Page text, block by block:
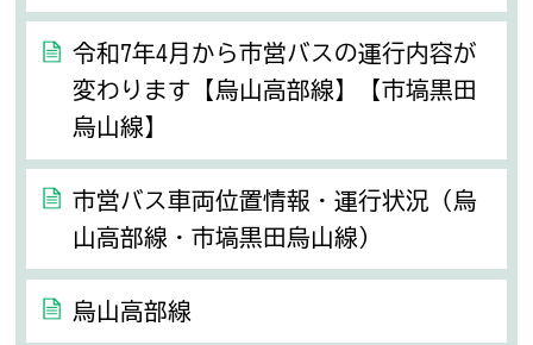
令和7年4月から市営バスの運行内容が
変わります【烏山高部線】【市塙黒田
烏山線】
市営バス車両位置情報・運行状況（烏
山高部線・市塙黒田烏山線）
烏山高部線